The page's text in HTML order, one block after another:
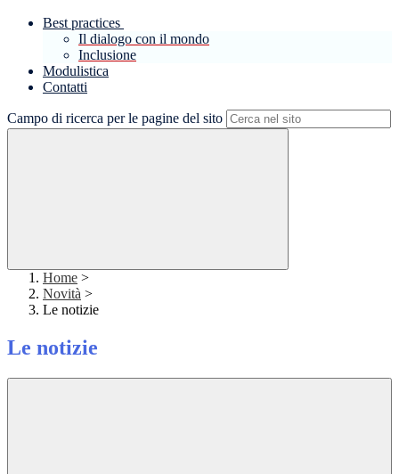
Best practices
Il dialogo con il mondo
Inclusione
Modulistica
Contatti
Campo di ricerca per le pagine del sito
Home >
Novità >
Le notizie
Le notizie